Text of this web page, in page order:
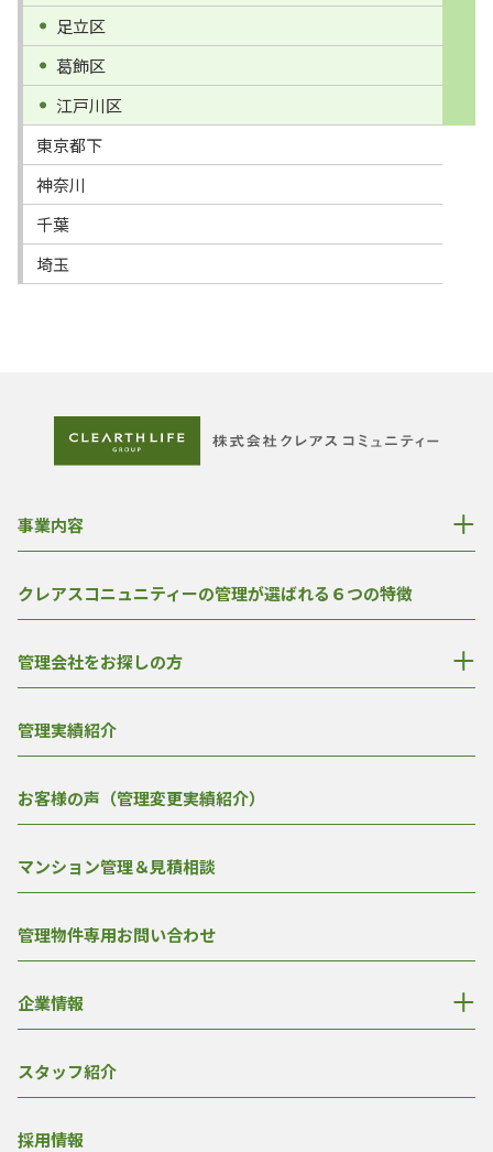
足立区
葛飾区
江戸川区
東京都下
神奈川
千葉
埼玉
事業内容
クレアスコニュニティーの管理が選ばれる６つの特徴
管理会社をお探しの方
管理実績紹介
お客様の声（管理変更実績紹介）
マンション管理＆見積相談
管理物件専用お問い合わせ
企業情報
スタッフ紹介
採用情報